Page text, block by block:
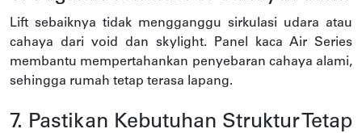
Lift sebaiknya tidak mengganggu sirkulasi udara atau
cahaya dari void dan skylight. Panel kaca Air Series
membantu mempertahankan penyebaran cahaya alami,
sehingga rumah tetap terasa lapang.
7. Pastikan Kebutuhan Struktur Tetap